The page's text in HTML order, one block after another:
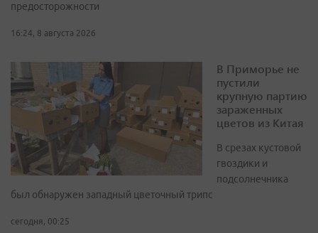
предосторожности
16:24, 8 августа 2026
В Приморье не
пустили
крупную партию
зараженных
цветов из Китая
В срезах кустовой
гвоздики и
подсолнечника
был обнаружен западный цветочный трипс
сегодня, 00:25